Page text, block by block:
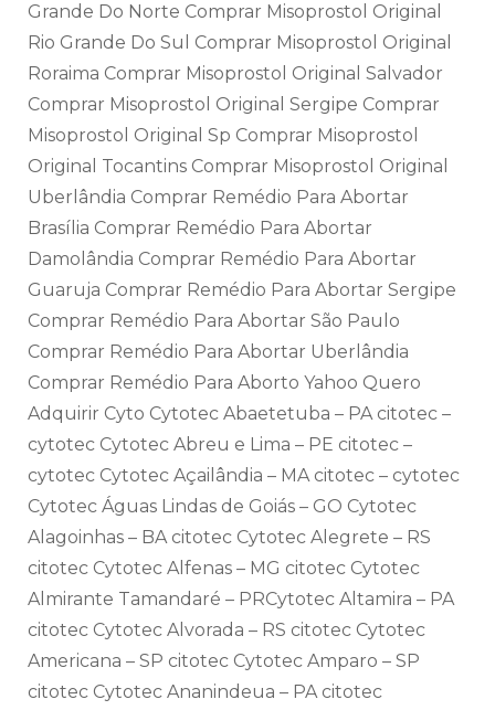
Grande Do Norte Comprar Misoprostol Original
Rio Grande Do Sul Comprar Misoprostol Original
Roraima Comprar Misoprostol Original Salvador
Comprar Misoprostol Original Sergipe Comprar
Misoprostol Original Sp Comprar Misoprostol
Original Tocantins Comprar Misoprostol Original
Uberlândia Comprar Remédio Para Abortar
Brasília Comprar Remédio Para Abortar
Damolândia Comprar Remédio Para Abortar
Guaruja Comprar Remédio Para Abortar Sergipe
Comprar Remédio Para Abortar São Paulo
Comprar Remédio Para Abortar Uberlândia
Comprar Remédio Para Aborto Yahoo Quero
Adquirir Cyto Cytotec Abaetetuba – PA citotec –
cytotec Cytotec Abreu e Lima – PE citotec –
cytotec Cytotec Açailândia – MA citotec – cytotec
Cytotec Águas Lindas de Goiás – GO Cytotec
Alagoinhas – BA citotec Cytotec Alegrete – RS
citotec Cytotec Alfenas – MG citotec Cytotec
Almirante Tamandaré – PRCytotec Altamira – PA
citotec Cytotec Alvorada – RS citotec Cytotec
Americana – SP citotec Cytotec Amparo – SP
citotec Cytotec Ananindeua – PA citotec